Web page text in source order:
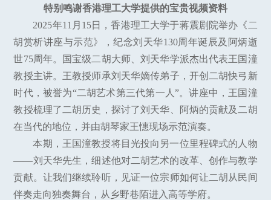
特别鸣谢香港理工大学提供的宝贵视频资料
2025年11月15日，香港理工大学于蒋震剧院举办《二
胡赏析讲座与示范》，纪念刘天华130周年诞辰及阿炳逝
世75周年。国宝级二胡大师、刘天华学派杰出代表王国潼
教授主讲。王教授师承刘天华嫡传弟子，开创二胡快弓新
时代，被誉为“二胡艺术第三代第一人”。讲座中，王国潼
教授梳理了二胡历史，探讨了刘天华、阿炳的贡献及二胡
在当代的地位，并由胡琴家王憓现场示范演奏。
本期，王国潼教授将目光投向另一位里程碑式的人物
——刘天华先生，细述他对二胡艺术的改革、创作与教学
贡献。让我们继续聆听，见证一位宗师如何让二胡从民间
伴奏走向独奏舞台，从乡野巷陌进入高等学府。